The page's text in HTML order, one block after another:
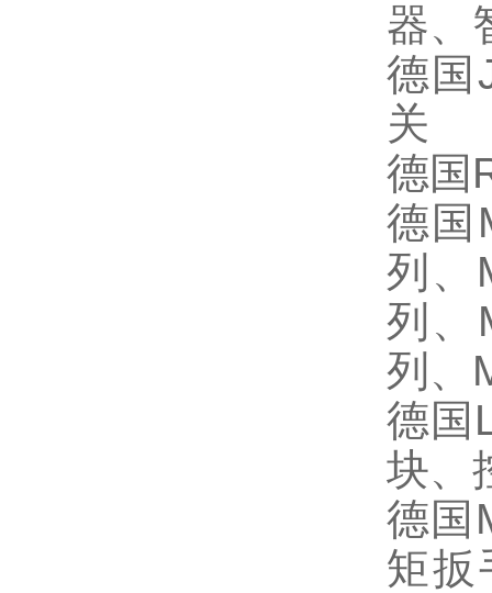
器、
德国
关
德国
德国
列、
列、
列、
德国
块、
德国
矩扳